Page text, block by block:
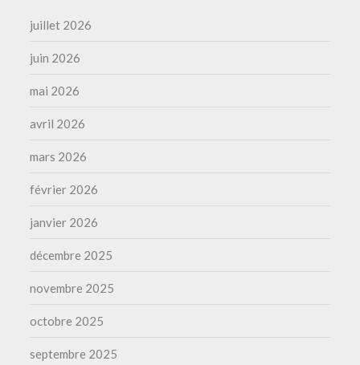
juillet 2026
juin 2026
mai 2026
avril 2026
mars 2026
février 2026
janvier 2026
décembre 2025
novembre 2025
octobre 2025
septembre 2025